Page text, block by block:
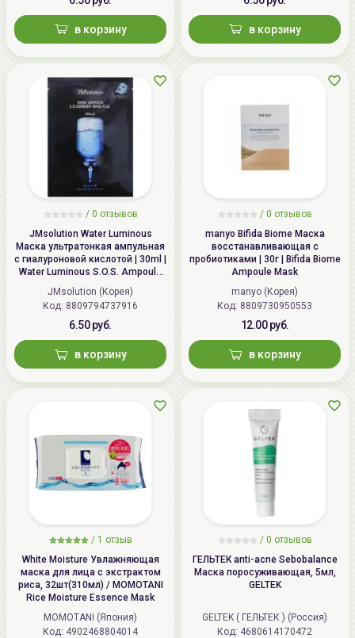
в корзину в корзину
/ 0 отзывов
JMsolution Water Luminous
Маска ультратонкая ампульная
с гиалуроновой кислотой | 30ml |
Water Luminous S.O.S. Ampoule
Hyaluronic Mask Plus
JMsolution (Корея)
Код: 8809794737916
6.50 руб.
в корзину
/ 0 отзывов
manyo Bifida Biome Маска
восстанавливающая с
пробиотиками | 30г | Bifida Biome
Ampoule Mask
manyo (Корея)
Код: 8809730950553
12.00 руб.
в корзину
/ 1 отзыв
White Moisture Увлажняющая
маска для лица с экстрактом
риса, 32шт(310мл) / MOMOTANI
Rice Moisture Essence Mask
MOMOTANI (Япония)
Код: 4902468804014
/ 0 отзывов
ГЕЛЬТЕК anti-acne Sebobalance
Маска поросуживающая, 5мл,
GELTEK
GELTEK ( ГЕЛЬТЕК ) (Россия)
Код: 4680614170472